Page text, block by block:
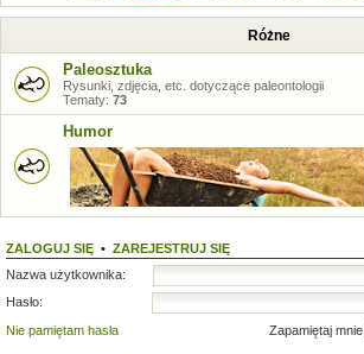
Różne
Paleosztuka
Rysunki, zdjęcia, etc. dotyczące paleontologii
Tematy: 73
Humor
ZALOGUJ SIĘ • ZAREJESTRUJ SIĘ
Nazwa użytkownika:
Hasło:
Nie pamiętam hasła
Zapamiętaj mnie